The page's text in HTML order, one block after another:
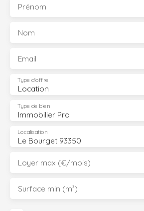
Prénom
Nom
Email
Location
Type d'offre
Immobilier Pro
Type de bien
Le Bourget 93350
Localisation
Loyer max (€/mois)
Surface min (m²)